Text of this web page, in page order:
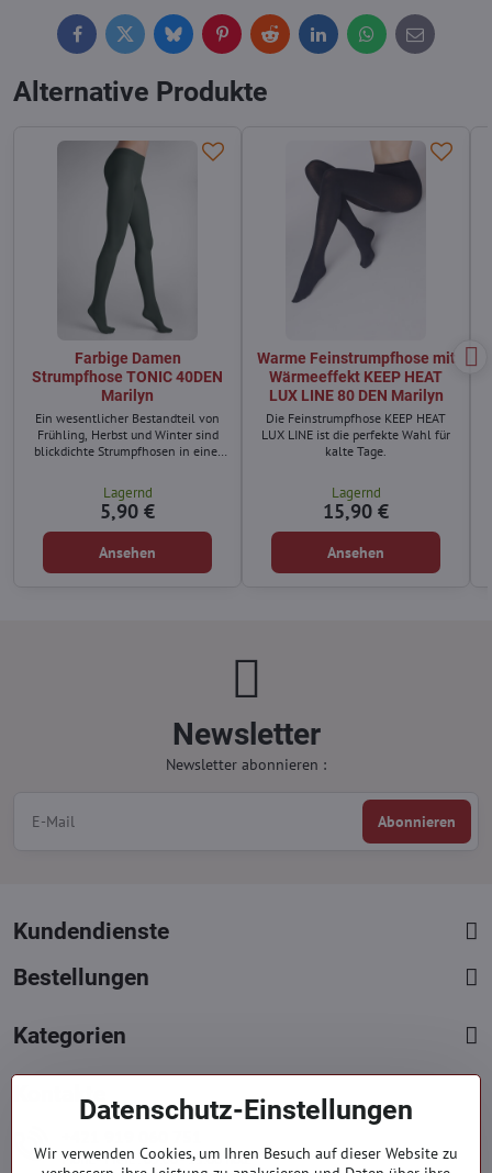
FacebookTwitterBlueskyPinterestReddit LinkedInWhatsApp
E-
mail
Alternative Produkte
Farbige Damen
Strumpfhose TONIC 40DEN
Marilyn
Ein wesentlicher Bestandteil von
Frühling, Herbst und Winter sind
blickdichte Strumpfhosen in einer
hervorragend kombinieren lassen.
Lagernd
5,90 €
Ansehen
Warme Feinstrumpfhose mit
Wärmeeffekt KEEP HEAT
LUX LINE 80 DEN Marilyn
Die Feinstrumpfhose KEEP HEAT
LUX LINE ist die perfekte Wahl für
kalte Tage.
Lagernd
15,90 €
Ansehen
Newsletter
Newsletter abonnieren :
Abonnieren
Kundendienste
Bestellungen
Kategorien
Kontakte
Mont. - Freit. : 09:00 - 15:00 hod.
Datenschutz-Einstellungen
Wir verwenden Cookies, um Ihren Besuch auf dieser Website zu